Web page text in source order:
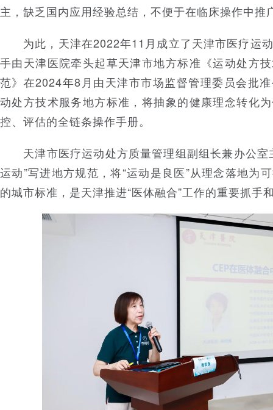
主，缺乏国内应用经验总结，不便于在临床操作中推
为此，天津在2022年11月成立了天津市医疗运
手由天津医院牵头起草天津市地方标准《运动处方
范》在2024年8月由天津市市场监督管理委员会批
动处方技术服务地方标准，将抽象的健康理念转化
控、评估的全链条操作手册。
天津市医疗运动处方质量管理组副组长兼办公室
运动”写进地方规范，将“运动是良医”从理念落地为
的城市标准，是天津推进“医体融合”工作的重要抓手